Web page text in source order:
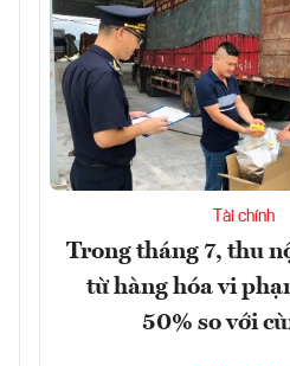
Tài chính
Trong tháng 7, thu
từ hàng hóa vi
50% so với